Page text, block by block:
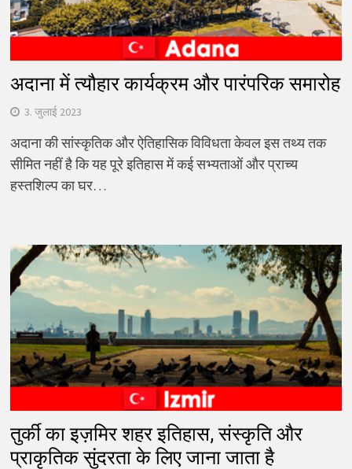
अदाना में त्यौहार कार्यक्रम और पारंपरिक समारोह
3. जुलाई 2023
अदाना की सांस्कृतिक और ऐतिहासिक विविधता केवल इस तथ्य तक
सीमित नहीं है कि यह पूरे इतिहास में कई सभ्यताओं और प्राच्य
हस्तशिल्प का घर…
तुर्की का इज़मिर शहर इतिहास, संस्कृति और
प्राकृतिक सुंदरता के लिए जाना जाता है